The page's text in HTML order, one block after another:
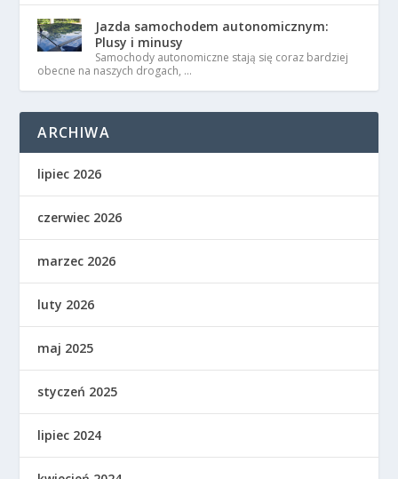
Jazda samochodem autonomicznym:
Plusy i minusy
Samochody autonomiczne stają się coraz bardziej
obecne na naszych drogach, …
ARCHIWA
lipiec 2026
czerwiec 2026
marzec 2026
luty 2026
maj 2025
styczeń 2025
lipiec 2024